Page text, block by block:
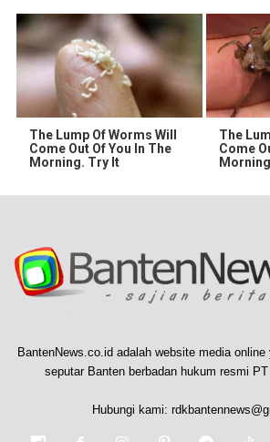
The Lump Of Worms Will
Come Out Of You In The
Morning. Try It
The
Come
BantenNews.co.id adalah website media
seputar Banten berbadan hukum resmi
Hubungi kami: